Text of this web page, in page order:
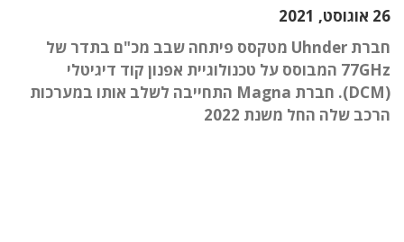
26 אוגוסט, 2021
חברת Uhnder מטקסס פיתחה שבב מכ"ם בתדר של
77GHz המבוסס על טכנולוגיית אפנון קוד דיגיטלי
(DCM). חברת Magna התחייבה לשלב אותו במערכות
הרכב שלה החל משנת 2022